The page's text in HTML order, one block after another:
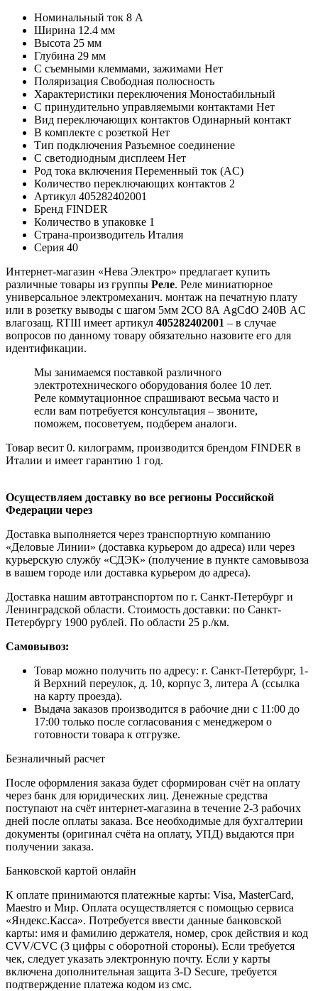
Номинальный ток 8 А
Ширина 12.4 мм
Высота 25 мм
Глубина 29 мм
С съемными клеммами, зажимами Нет
Поляризация Свободная полюсность
Характеристики переключения Моностабильный
С принудительно управляемыми контактами Нет
Вид переключающих контактов Одинарный контакт
В комплекте с розеткой Нет
Тип подключения Разъемное соединение
С светодиодным дисплеем Нет
Род тока включения Переменный ток (AC)
Количество переключающих контактов 2
Артикул 405282402001
Бренд FINDER
Количество в упаковке 1
Страна-производитель Италия
Серия 40
Интернет-магазин «Нева Электро» предлагает купить
различные товары из группы Реле. Реле миниатюрное
универсальное электромеханич. монтаж на печатную плату
или в розетку выводы с шагом 5мм 2CO 8А AgCdO 240В AC
влагозащ. RTIII имеет артикул 405282402001 – в случае
вопросов по данному товару обязательно назовите его для
идентификации.
Мы занимаемся поставкой различного
электротехнического оборудования более 10 лет.
Реле коммутационное спрашивают весьма часто и
если вам потребуется консультация – звоните,
поможем, посоветуем, подберем аналоги.
Товар весит 0. килограмм, производится брендом FINDER в
Италии и имеет гарантию 1 год.
Осуществляем доставку во все регионы Российской
Федерации через
Доставка выполняется через транспортную компанию
«Деловые Линии» (доставка курьером до адреса) или через
курьерскую службу «СДЭК» (получение в пункте самовывоза
в вашем городе или доставка курьером до адреса).
Доставка нашим автотранспортом по г. Санкт-Петербург и
Ленинградской области. Стоимость доставки: по Санкт-
Петербургу 1900 рублей. По области 25 р./км.
Самовывоз:
Товар можно получить по адресу: г. Санкт-Петербург, 1-
й Верхний переулок, д. 10, корпус 3, литера А (ссылка
на карту проезда).
Выдача заказов производится в рабочие дни с 11:00 до
17:00 только после согласования с менеджером о
готовности товара к отгрузке.
Безналичный расчет
После оформления заказа будет сформирован счёт на оплату
через банк для юридических лиц. Денежные средства
поступают на счёт интернет-магазина в течение 2-3 рабочих
дней после оплаты заказа. Все необходимые для бухгалтерии
документы (оригинал счёта на оплату, УПД) выдаются при
получении заказа.
Банковской картой онлайн
К оплате принимаются платежные карты: Visa, MasterCard,
Maestro и Мир. Оплата осуществляется с помощью сервиса
«Яндекс.Касса». Потребуется ввести данные банковской
карты: имя и фамилию держателя, номер, срок действия и код
CVV/CVC (3 цифры с оборотной стороны). Если требуется
чек, следует указать электронную почту. Если у карты
включена дополнительная защита 3-D Secure, требуется
подтверждение платежа кодом из смс.